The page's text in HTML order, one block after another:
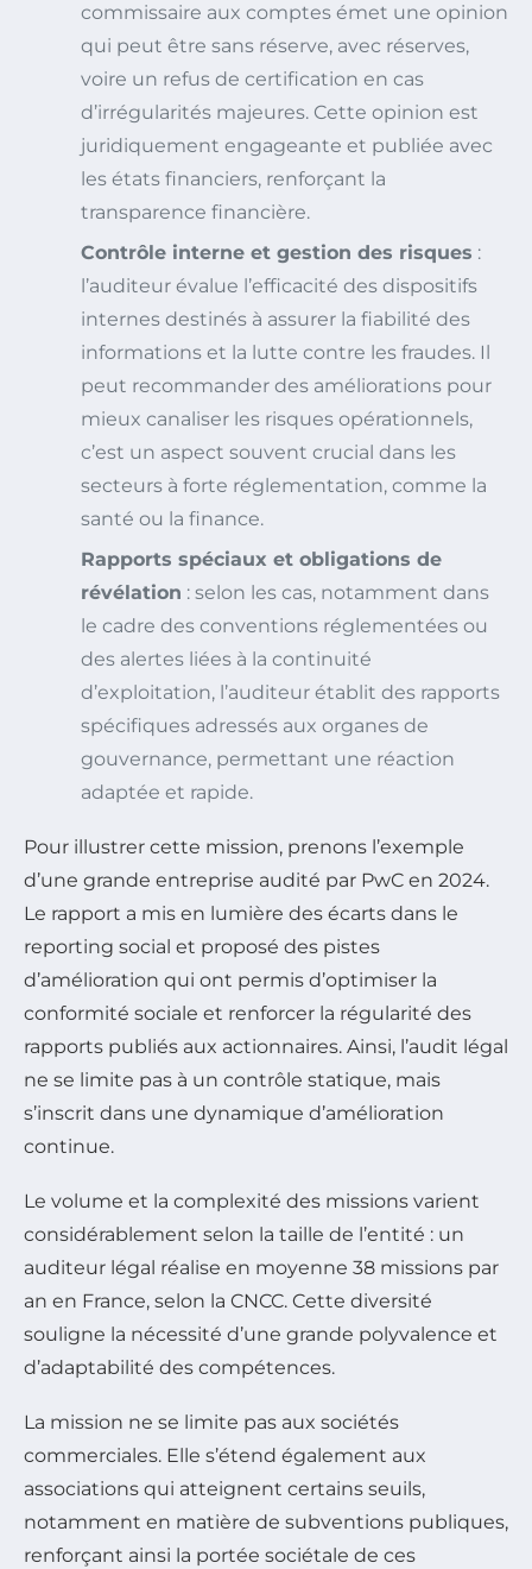
commissaire aux comptes émet une opinion
qui peut être sans réserve, avec réserves,
voire un refus de certification en cas
d’irrégularités majeures. Cette opinion est
juridiquement engageante et publiée avec
les états financiers, renforçant la
transparence financière.
Contrôle interne et gestion des risques :
l’auditeur évalue l’efficacité des dispositifs
internes destinés à assurer la fiabilité des
informations et la lutte contre les fraudes. Il
peut recommander des améliorations pour
mieux canaliser les risques opérationnels,
c’est un aspect souvent crucial dans les
secteurs à forte réglementation, comme la
santé ou la finance.
Rapports spéciaux et obligations de
révélation : selon les cas, notamment dans
le cadre des conventions réglementées ou
des alertes liées à la continuité
d’exploitation, l’auditeur établit des rapports
spécifiques adressés aux organes de
gouvernance, permettant une réaction
adaptée et rapide.
Pour illustrer cette mission, prenons l’exemple
d’une grande entreprise audité par PwC en 2024.
Le rapport a mis en lumière des écarts dans le
reporting social et proposé des pistes
d’amélioration qui ont permis d’optimiser la
conformité sociale et renforcer la régularité des
rapports publiés aux actionnaires. Ainsi, l’audit légal
ne se limite pas à un contrôle statique, mais
s’inscrit dans une dynamique d’amélioration
continue.
Le volume et la complexité des missions varient
considérablement selon la taille de l’entité : un
auditeur légal réalise en moyenne 38 missions par
an en France, selon la CNCC. Cette diversité
souligne la nécessité d’une grande polyvalence et
d’adaptabilité des compétences.
La mission ne se limite pas aux sociétés
commerciales. Elle s’étend également aux
associations qui atteignent certains seuils,
notamment en matière de subventions publiques,
renforçant ainsi la portée sociétale de ces